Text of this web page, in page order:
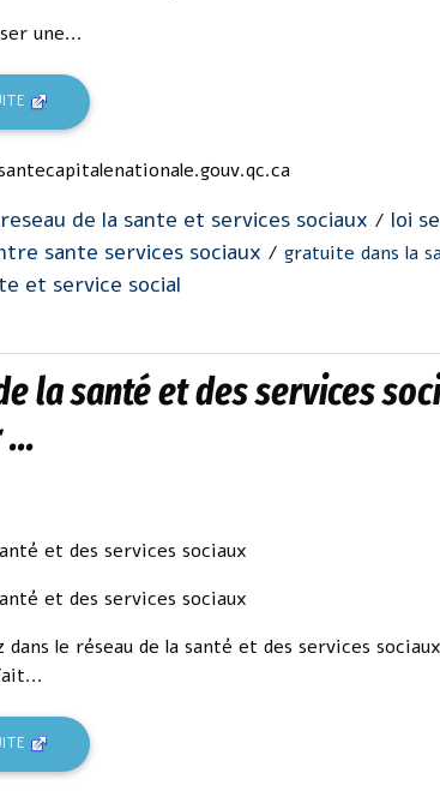
une...
reseau de la sante et services sociaux / loi
sante services sociaux / gratuite dans la
et service social
la santé et des services
et des services sociaux
et des services sociaux
dans le réseau de la santé et des services